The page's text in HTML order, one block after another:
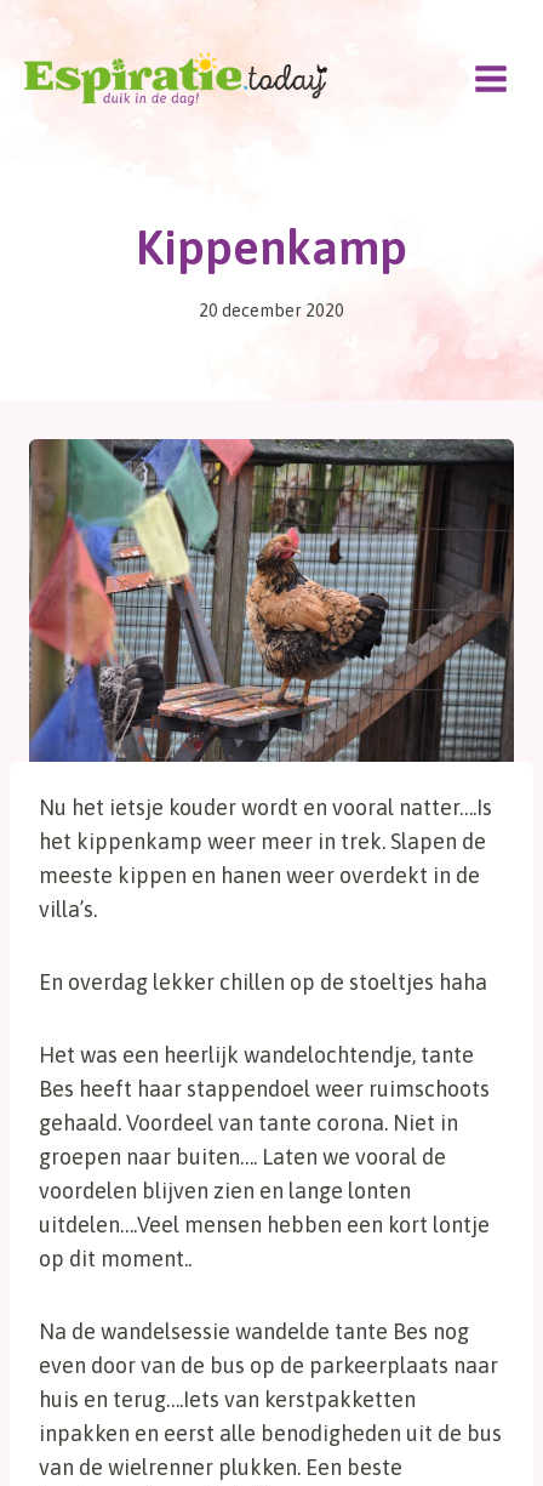
Doorgaan
inhoud
Kippenkamp
20 december 2020
Nu het ietsje kouder wordt en vooral natter….Is
het kippenkamp weer meer in trek. Slapen de
meeste kippen en hanen weer overdekt in de
villa’s.
En overdag lekker chillen op de stoeltjes haha
Het was een heerlijk wandelochtendje, tante
Bes heeft haar stappendoel weer ruimschoots
gehaald. Voordeel van tante corona. Niet in
groepen naar buiten…. Laten we vooral de
voordelen blijven zien en lange lonten
uitdelen….Veel mensen hebben een kort lontje
op dit moment..
Na de wandelsessie wandelde tante Bes nog
even door van de bus op de parkeerplaats naar
huis en terug….Iets van kerstpakketten
inpakken en eerst alle benodigheden uit de bus
van de wielrenner plukken. Een beste